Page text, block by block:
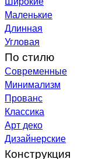
Маленькие
Длинная
Угловая
По стилю
Современные
Минимализм
Прованс
Классика
Арт деко
Дизайнерские
Конструкция